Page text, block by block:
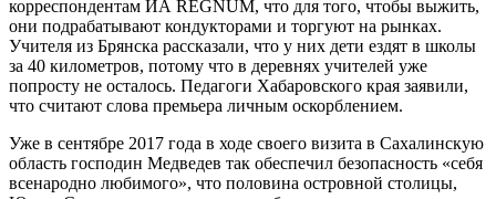
корреспондентам ИА REGNUM, что для того, чтобы выжить,
они подрабатывают кондукторами и торгуют на рынках.
Учителя из Брянска рассказали, что у них дети ездят в школы
за 40 километров, потому что в деревнях учителей уже
попросту не осталось. Педагоги Хабаровского края заявили,
что считают слова премьера личным оскорблением.
Уже в сентябре 2017 года в ходе своего визита в Сахалинскую
область господин Медведев так обеспечил безопасность «себя
всенародно любимого», что половина островной столицы,